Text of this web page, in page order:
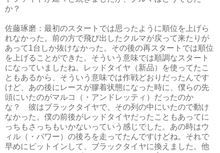
か？
佐藤琢磨：最初のスタートでは思ったように順位を上げら
れなかった。前の方で飛び出したクルマが戻って来たりが
あって1台しか抜けなかった。その後の再スタートでは順位
を上げることができた。そういう意味では順調なスタート
になっていましたね。レッドタイヤ（新品）を使ってたこ
ともあるから、そういう意味では作戦どおりだったんです
けど、あの後にレースが膠着状態になった時に、僕らの先
頭にいたのがマルコ（・アンドレッティ）だったのか
な？ 彼はブラックタイヤで、その列の中にいたので動け
なかった。僕の前後がレッドタイヤだったこともあってに
っちもさっちもいかないっていう感じでした。あの時はウ
ィル（・パワー）の後ろを走ってたんですけどね。それで
早めにピットインして、ブラックタイヤに換えました。他